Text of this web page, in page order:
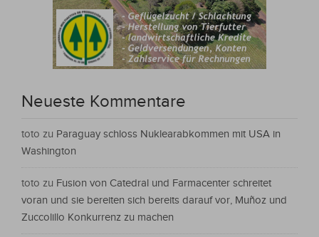
Neueste Kommentare
toto zu Paraguay schloss Nuklearabkommen mit USA in
Washington
toto zu Fusion von Catedral und Farmacenter schreitet
voran und sie bereiten sich bereits darauf vor, Muñoz und
Zuccolillo Konkurrenz zu machen